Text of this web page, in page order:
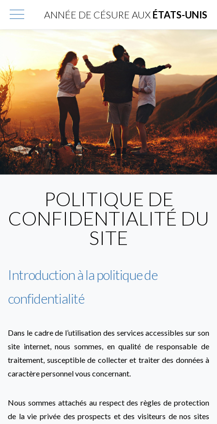
ANNÉE DE CÉSURE AUX ÉTATS-UNIS
POLITIQUE DE
CONFIDENTIALITÉ DU
SITE
Introduction à la politique de
confidentialité
Dans le cadre de l’utilisation des services accessibles sur son
site internet, nous sommes, en qualité de responsable de
traitement, susceptible de collecter et traiter des données à
caractère personnel vous concernant.
Nous sommes attachés au respect des règles de protection
de la vie privée des prospects et des visiteurs de nos sites